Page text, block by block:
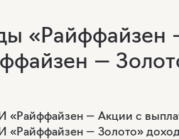
«Райффайзен
—
— Акции с
— Золото»